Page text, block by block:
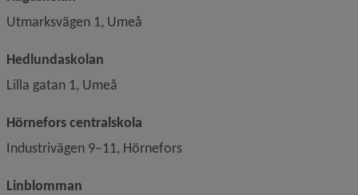
Utmarksvägen 1, Umeå
Hedlundaskolan
Lilla gatan 1, Umeå
Hörnefors centralskola
Industrivägen 9–11, Hörnefors
Linblomman